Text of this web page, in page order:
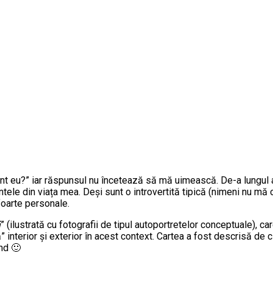
eu?” iar răspunsul nu încetează să mă uimească. De-a
din viața mea. Deși sunt o introvertită tipică (nimeni nu
personale.
” (ilustrată cu fotografii de tipul autoportretelor conceptuale),
interior și exterior în acest context. Cartea a fost descrisă
🙂